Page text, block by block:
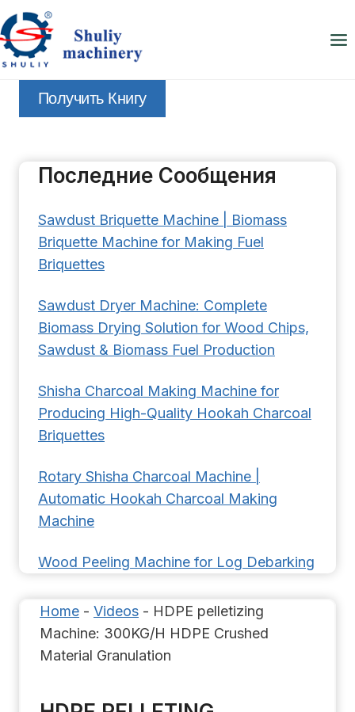
Перейти
к
содержимому
Получить Книгу
Последние Сообщения
Sawdust Briquette Machine | Biomass
Briquette Machine for Making Fuel
Briquettes
Sawdust Dryer Machine: Complete
Biomass Drying Solution for Wood Chips,
Sawdust & Biomass Fuel Production
Shisha Charcoal Making Machine for
Producing High-Quality Hookah Charcoal
Briquettes
Rotary Shisha Charcoal Machine |
Automatic Hookah Charcoal Making
Machine
Wood Peeling Machine for Log Debarking
Home - Videos - HDPE pelletizing
Machine: 300KG/H HDPE Crushed
Material Granulation